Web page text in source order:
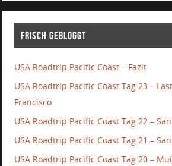
Frisch gebloggt
USA Roadtrip Pacific Coast – Fazit
USA Roadtrip Pacific Coast Tag 23 –
Francisco
USA Roadtrip Pacific Coast Tag 22 –
USA Roadtrip Pacific Coast Tag 21 –
USA Roadtrip Pacific Coast Tag 20 –